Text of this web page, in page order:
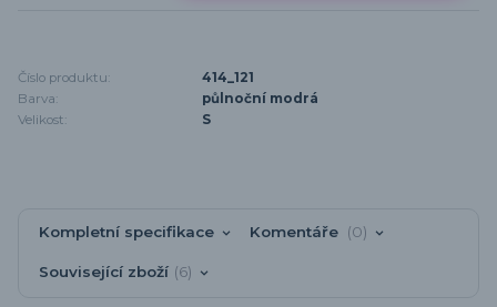
Číslo produktu:
414_121
Barva:
půlnoční modrá
Velikost:
S
Kompletní specifikace Komentáře 0
Související zboží 6